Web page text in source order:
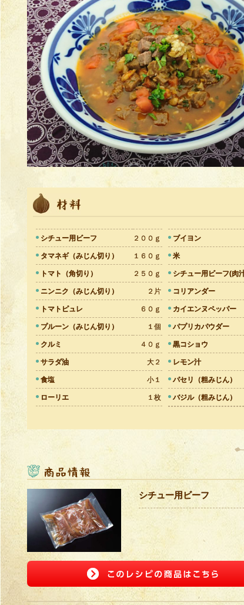
シチュー用ビーフ ２００ｇ
タマネギ（みじん切り） １６０ｇ
トマト（角切り） ２５０ｇ
ニンニク（みじん切り） ２片
トマトピュレ ６０ｇ
プルーン（みじん切り） １個
クルミ ４０ｇ
サラダ油 大２
食塩 小１
ローリエ １枚
ブイヨン
米
シチュー用ビーフ(肉
コリアンダー
カイエンヌペッパー
パプリカパウダー
黒コショウ
レモン汁
パセリ（粗みじん）
バジル（粗みじん）
シチュー用ビーフ